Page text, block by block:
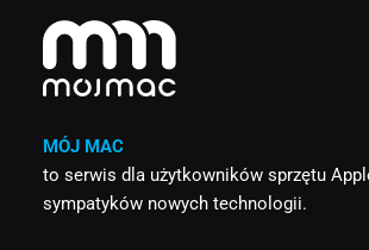
MÓJ MAC
to serwis dla użytkowników sprzętu
sympatyków nowych technologii.